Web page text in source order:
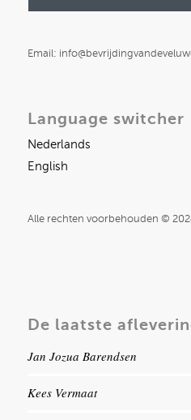
Email:
Language switcher
Nederlands
English
Alle rechten voorbehouden ©
De laatste
Jan Jozua Barendsen
Kees Vermaat